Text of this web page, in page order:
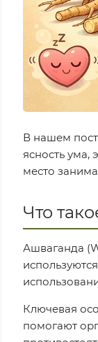
В нашем
ясность
место
Что
Ашваганда
Ключевая
помогают